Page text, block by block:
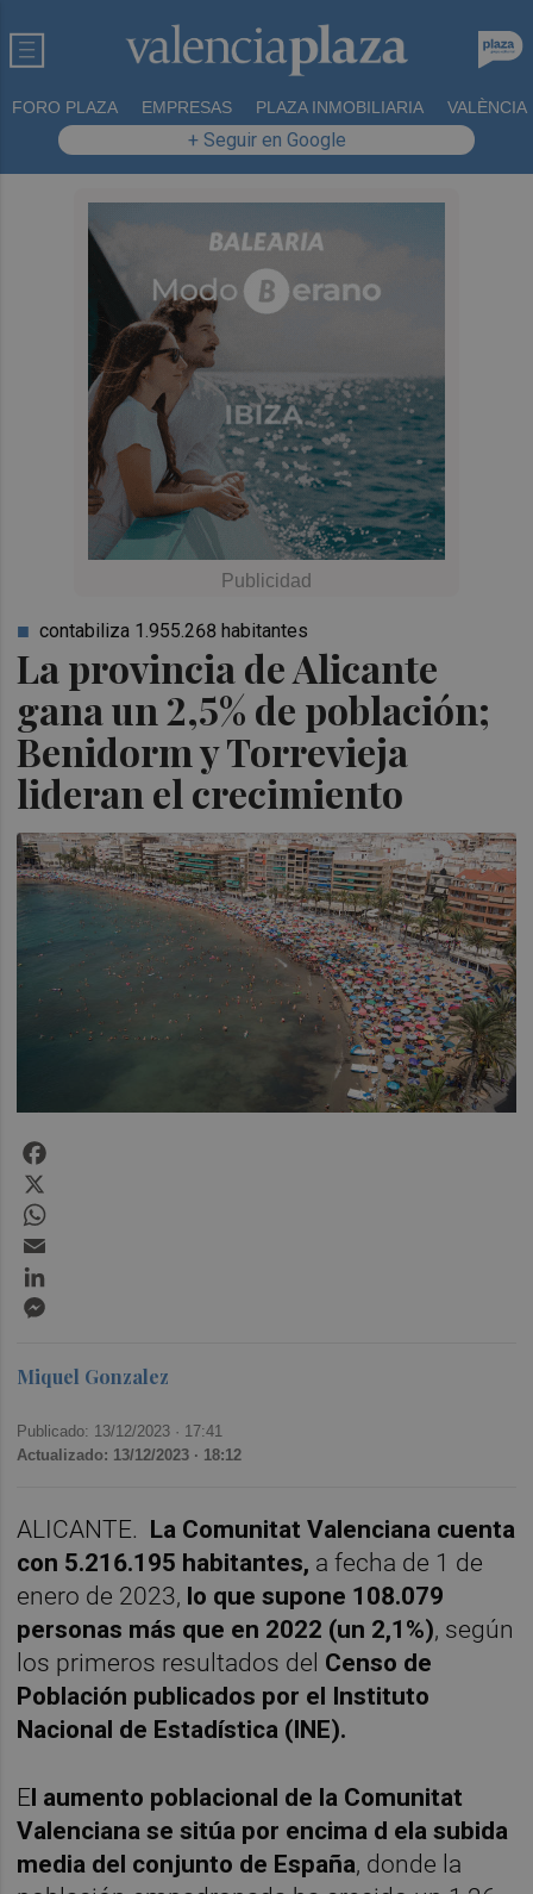
FORO PLAZA EMPRESAS PLAZA INMOBILIARIA VALÈNCIA
+ Seguir en Google
La provincia de Alicante
gana un 2,5% de población;
Benidorm y Torrevieja
lideran el crecimiento
contabiliza 1.955.268 habitantes
Miquel Gonzalez
Publicado: 13/12/2023 · 17:41
Actualizado: 13/12/2023 · 18:12
ALICANTE. La Comunitat Valenciana cuenta
con 5.216.195 habitantes, a fecha de 1 de
enero de 2023, lo que supone 108.079
personas más que en 2022 (un 2,1%), según
los primeros resultados del Censo de
Población publicados por el Instituto
Nacional de Estadística (INE).
El aumento poblacional de la Comunitat
Valenciana se sitúa por encima d ela subida
media del conjunto de España, donde la